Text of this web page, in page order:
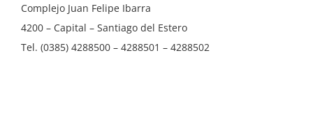
Complejo Juan Felipe Ibarra
4200 – Capital – Santiago del Estero
Tel. (0385) 4288500 – 4288501 – 4288502